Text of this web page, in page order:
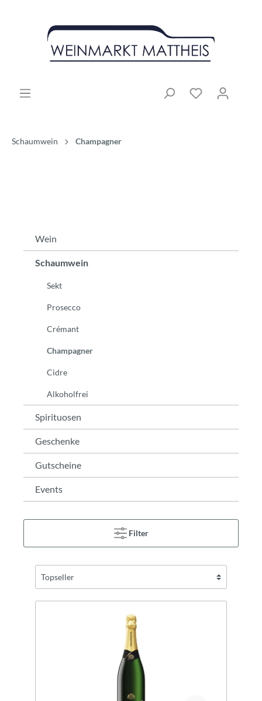
Schaumwein Champagner
Wein
Schaumwein
Sekt
Prosecco
Crémant
Champagner
Cidre
Alkoholfrei
Spirituosen
Geschenke
Gutscheine
Events
Filter